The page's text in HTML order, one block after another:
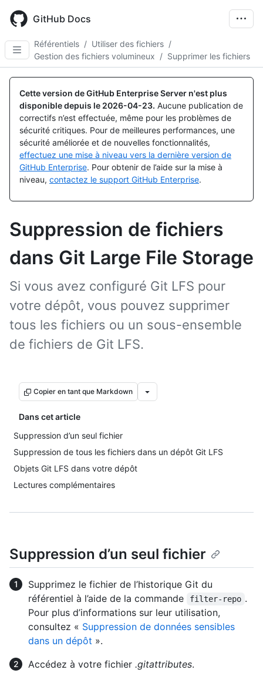
main
content
GitHub Docs
Référentiels / Utiliser des fichiers /
Gestion des fichiers volumineux / Supprimer les fichiers
Cette version de GitHub Enterprise Server n'est plus
disponible depuis le 2026-04-23. Aucune publication de
correctifs n’est effectuée, même pour les problèmes de
sécurité critiques. Pour de meilleures performances, une
sécurité améliorée et de nouvelles fonctionnalités,
effectuez une mise à niveau vers la dernière version de
GitHub Enterprise. Pour obtenir de l’aide sur la mise à
niveau, contactez le support GitHub Enterprise.
Suppression de fichiers
dans Git Large File Storage
Si vous avez configuré Git LFS pour
votre dépôt, vous pouvez supprimer
tous les fichiers ou un sous-ensemble
de fichiers de Git LFS.
Copier en tant que Markdown
Dans cet article
Suppression d’un seul fichier
Suppression de tous les fichiers dans un dépôt Git LFS
Objets Git LFS dans votre dépôt
Lectures complémentaires
Suppression d’un seul fichier
Supprimez le fichier de l’historique Git du
référentiel à l’aide de la commande
filter-repo .
Pour plus d’informations sur leur utilisation,
consultez « Suppression de données sensibles
dans un dépôt ».
Accédez à votre fichier .gitattributes.